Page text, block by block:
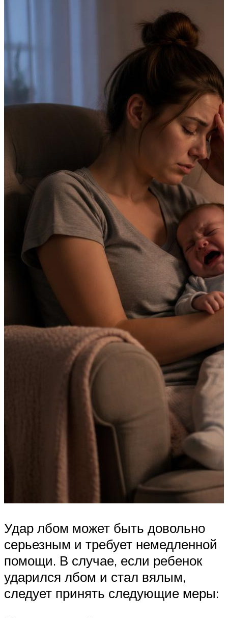
Удар лбом может быть довольно
серьезным и требует немедленной
помощи. В случае, если ребенок
ударился лбом и стал вялым,
следует принять следующие меры: